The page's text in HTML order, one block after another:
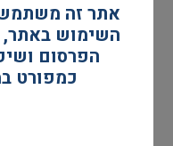
אתר זה משתמש
השימוש
הפרסום
כמפורט